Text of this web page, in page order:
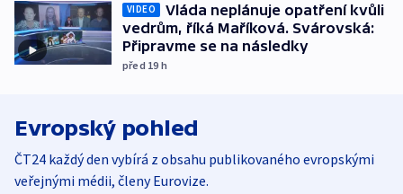
VIDEO
Vláda neplánuje opatření kvůli
vedrům, říká Maříková. Svárovská:
Připravme se na následky
před 19 h
Evropský pohled
ČT24 každý den vybírá z obsahu publikovaného evropskými
veřejnými médii, členy Eurovize.